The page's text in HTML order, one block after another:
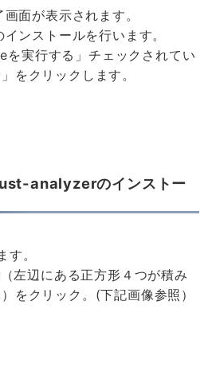
面が表示されます。
ンストールを行います。
実行する」チェックされてい
をクリックします。
analyzerのインストー
。
左辺にある正方形４つが積み
をクリック。(下記画像参照）